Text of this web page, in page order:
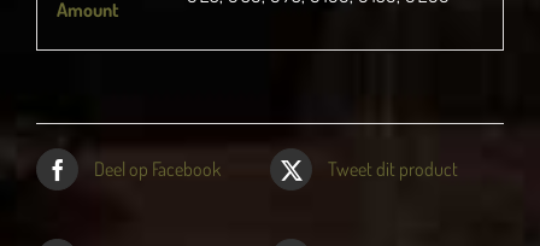
Amount
Deel op Facebook Tweet dit product